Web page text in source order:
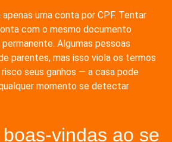
uma conta por CPF. Tentar
com o mesmo documento
Algumas pessoas
parentes, mas isso viola os termos
seus ganhos — a casa pode
momento se detectar
vindas ao se